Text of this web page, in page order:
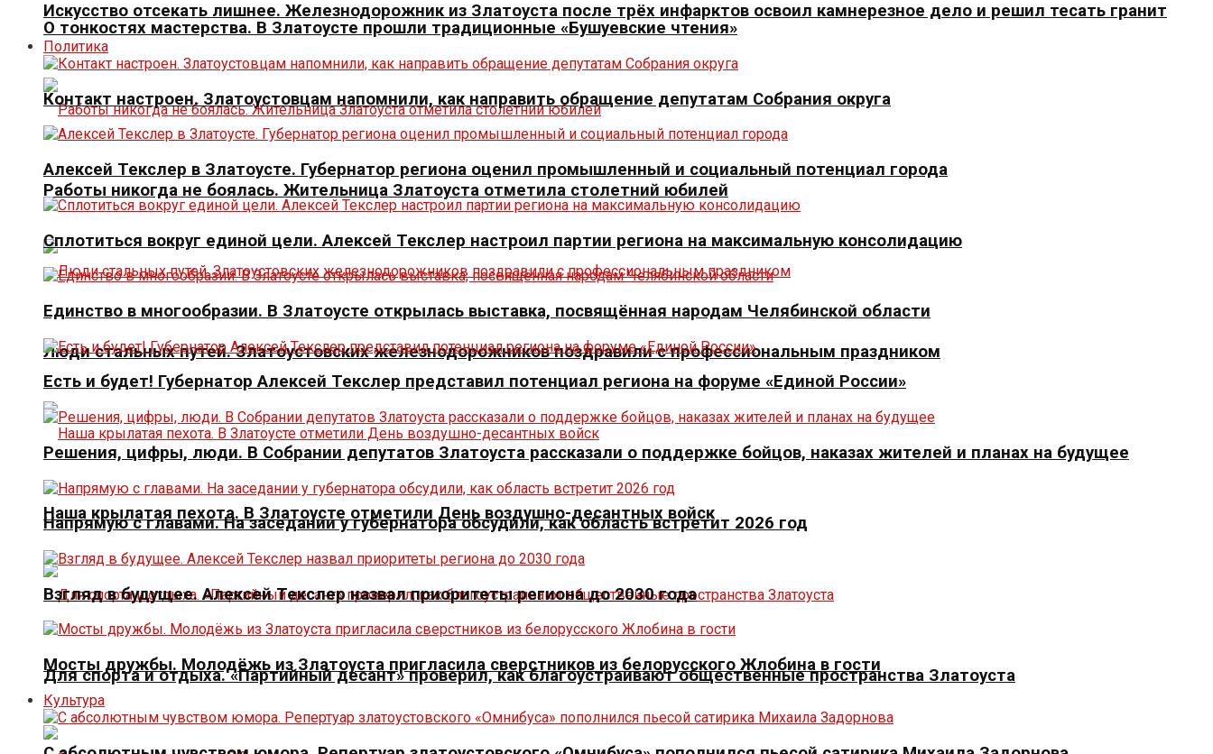
О тонкостях мастерства. В Златоусте прошли традиционные «Бушуевские чтения»
Работы никогда не боялась. Жительница Златоуста отметила столетний юбилей
Люди стальных путей. Златоустовских железнодорожников поздравили с профессиональным праздником
Наша крылатая пехота. В Златоусте отметили День воздушно-десантных войск
Для спорта и отдыха. «Партийный десант» проверил, как благоустраивают общественные пространства Златоуста
Искусство отсекать лишнее. Железнодорожник из Златоуста после трёх инфарктов освоил камнерезное дело и решил тесать гранит
Политика
Контакт настроен. Златоустовцам напомнили, как направить обращение депутатам Собрания округа
Алексей Текслер в Златоусте. Губернатор региона оценил промышленный и социальный потенциал города
Сплотиться вокруг единой цели. Алексей Текслер настроил партии региона на максимальную консолидацию
Единство в многообразии. В Златоусте открылась выставка, посвящённая народам Челябинской области
Есть и будет! Губернатор Алексей Текслер представил потенциал региона на форуме «Единой России»
Решения, цифры, люди. В Собрании депутатов Златоуста рассказали о поддержке бойцов, наказах жителей и планах на будущее
Напрямую с главами. На заседании у губернатора обсудили, как область встретит 2026 год
Взгляд в будущее. Алексей Текслер назвал приоритеты региона до 2030 года
Мосты дружбы. Молодёжь из Златоуста пригласила сверстников из белорусского Жлобина в гости
Культура